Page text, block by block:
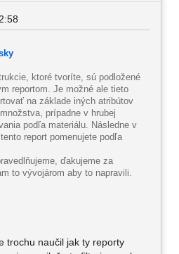
ktoré tvoríte, sú podložené
reportom. Je možné ale tieto
na základe iných atribútov
prípadne v hrubej
podľa materiálu. Následne v
report pomenujete podľa
ďakujeme za
to vývojárom aby to napravili.
trochu naučil jak ty reporty